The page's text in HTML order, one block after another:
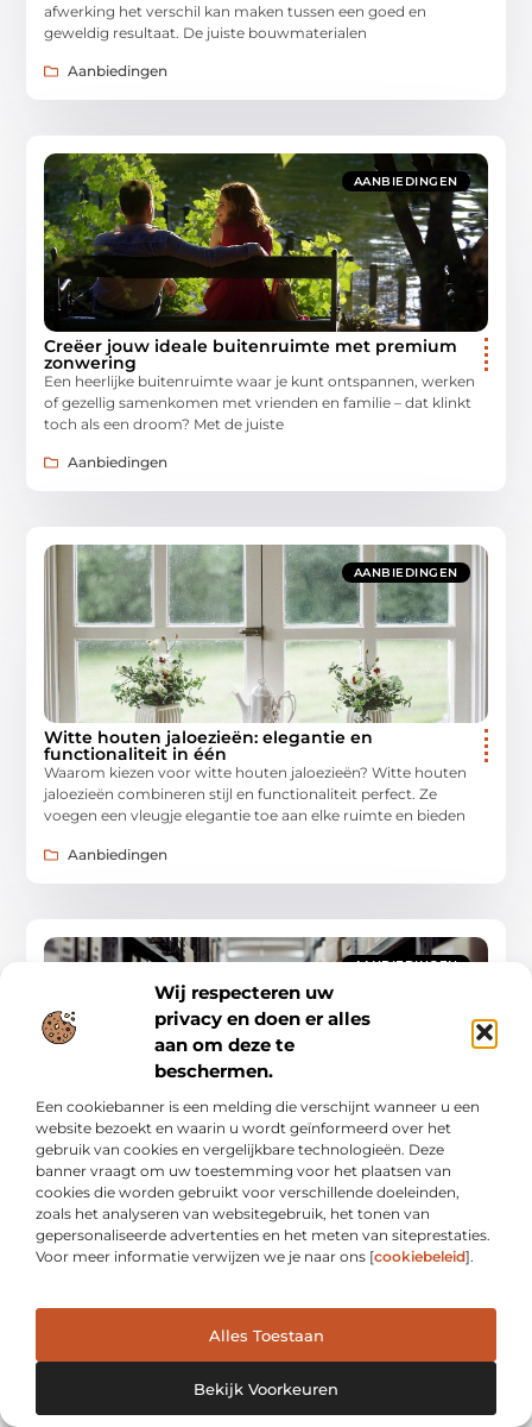
Wij respecteren uw
privacy en doen er alles
aan om deze te
beschermen.
Een cookiebanner is een melding die verschijnt wanneer u een
website bezoekt en waarin u wordt geïnformeerd over het
gebruik van cookies en vergelijkbare technologieën. Deze
banner vraagt om uw toestemming voor het plaatsen van
cookies die worden gebruikt voor verschillende doeleinden,
zoals het analyseren van websitegebruik, het tonen van
gepersonaliseerde advertenties en het meten van siteprestaties.
Voor meer informatie verwijzen we je naar ons [cookiebeleid].
Alles Toestaan
Bekijk Voorkeuren
afwerking het verschil kan maken tussen een goed en
geweldig resultaat. De juiste bouwmaterialen
Aanbiedingen
AANBIEDINGEN
Creëer jouw ideale buitenruimte met premium
zonwering
Een heerlijke buitenruimte waar je kunt ontspannen, werken
of gezellig samenkomen met vrienden en familie – dat klinkt
toch als een droom? Met de juiste
Aanbiedingen
AANBIEDINGEN
Witte houten jaloezieën: elegantie en
functionaliteit in één
Waarom kiezen voor witte houten jaloezieën? Witte houten
jaloezieën combineren stijl en functionaliteit perfect. Ze
voegen een vleugje elegantie toe aan elke ruimte en bieden
Aanbiedingen
AANBIEDINGEN
Optimaliseer je magazijn met betrouwbare
opslagsystemen
Waarom betrouwbare opslagsystemen cruciaal zijn Als je een
magazijn runt, weet je hoe belangrijk het is om je ruimte
optimaal te benutten. Betrouwbare opslagsystemen zijn
Aanbiedingen